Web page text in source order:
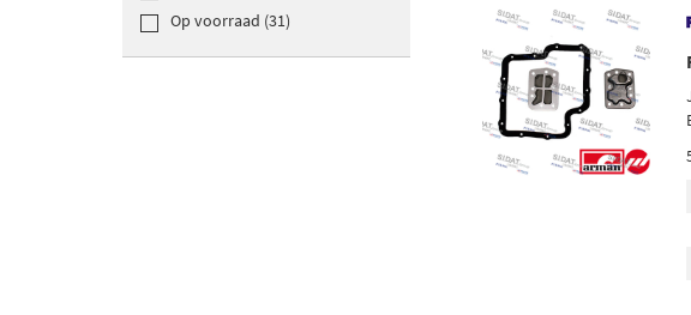
Op voorraad (31)